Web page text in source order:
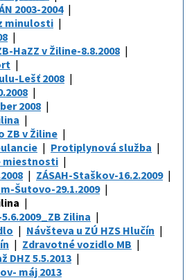
2003-2004
minulosti
HaZZ v Žiline-8.8.2008
Lešť 2008
2008
ZB v Žiline
Protiplynová služba
miestnosti
ZÁSAH-Staškov-16.2.2009
Šutovo-29.1.2009
Zilina
Návšteva u ZÚ HZS Hlučín
Zdravotné vozidlo MB
DHZ 5.5.2013
máj 2013